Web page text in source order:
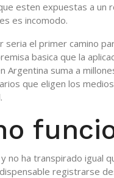
esten expuestas a un
es incomodo.
seri­a el primer camino
basica que la
Argentina suma a
que eligen los
no ha transpirado igual
registrarse